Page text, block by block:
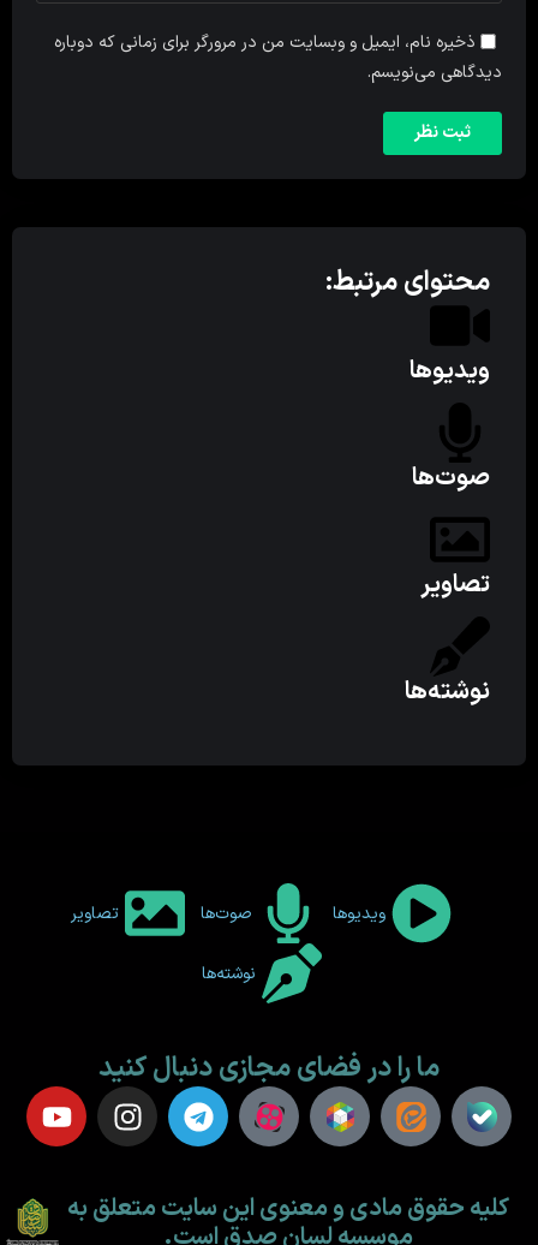
ذخیره نام، ایمیل و وبسایت من در مرورگر برای زمانی که دوباره
دیدگاهی می‌نویسم.
محتوای مرتبط:
ویدیوها
صوت‌ها
تصاویر
نوشته‌ها
ویدیوها صوت‌ها تصاویر
نوشته‌ها
ما را در فضای مجازی دنبال کنید
کلیه حقوق مادی و معنوی این سایت متعلق به